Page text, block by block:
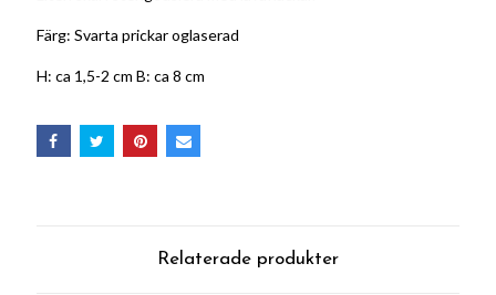
Färg: Svarta prickar oglaserad
H: ca 1,5-2 cm B: ca 8 cm
Relaterade produkter